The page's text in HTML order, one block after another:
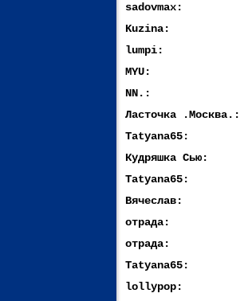
sadovmax:
Kuzina:
lumpi:
MYU:
NN.:
Ласточка .Москва.:
Tatyana65:
Кудряшка Сью:
Tatyana65:
Вячеслав:
отрада:
отрада:
Tatyana65:
lollypop: